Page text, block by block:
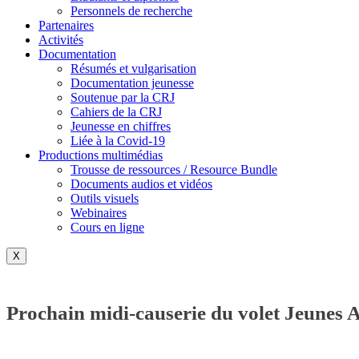
Personnels de recherche
Partenaires
Activités
Documentation
Résumés et vulgarisation
Documentation jeunesse
Soutenue par la CRJ
Cahiers de la CRJ
Jeunesse en chiffres
Liée à la Covid-19
Productions multimédias
Trousse de ressources / Resource Bundle
Documents audios et vidéos
Outils visuels
Webinaires
Cours en ligne
X
Prochain midi-causerie du volet Jeunes